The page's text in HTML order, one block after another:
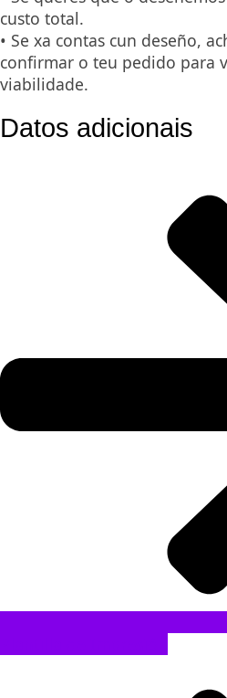
custo total.
• Se xa contas cun deseño,
confirmar o teu pedido para
viabilidade.
Datos adicionais